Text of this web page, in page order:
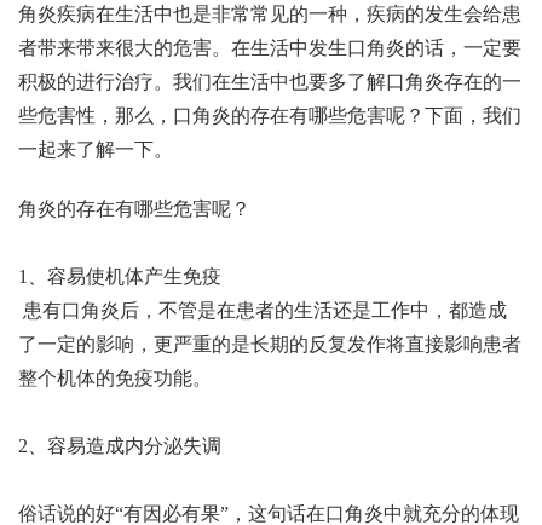
角炎疾病在生活中也是非常常见的一种，疾病的发生会给患
者带来带来很大的危害。在生活中发生口角炎的话，一定要
积极的进行治疗。我们在生活中也要多了解口角炎存在的一
些危害性，那么，口角炎的存在有哪些危害呢？下面，我们
一起来了解一下。
角炎的存在有哪些危害呢？
1、容易使机体产生免疫
患有口角炎后，不管是在患者的生活还是工作中，都造成
了一定的影响，更严重的是长期的反复发作将直接影响患者
整个机体的免疫功能。
2、容易造成内分泌失调
俗话说的好“有因必有果”，这句话在口角炎中就充分的体现